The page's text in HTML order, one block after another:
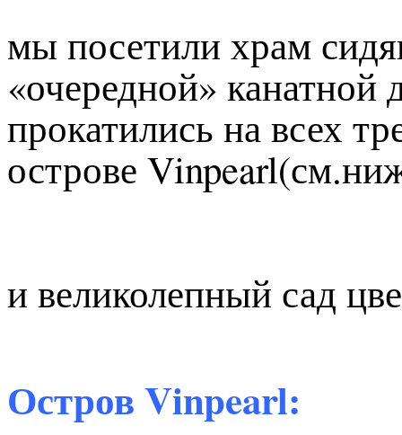
мы посетили храм
«очередной» канатной
прокатились на всех
острове
и великолепный сад
Остров Vinpearl: